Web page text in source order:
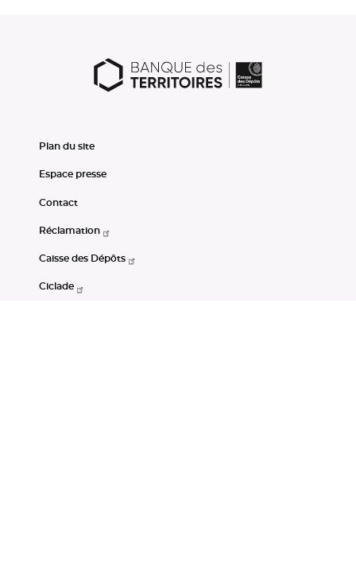
Plan du site
Espace presse
Contact
Réclamation
Caisse des Dépôts
Ciclade